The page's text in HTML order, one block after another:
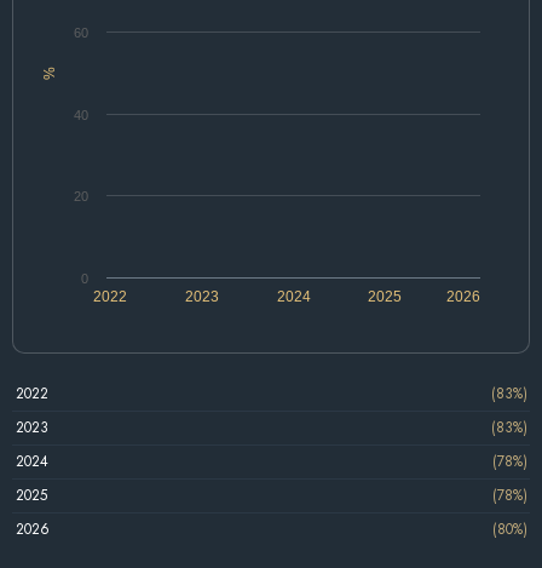
%
2022 2024 2026
2023 2025
0
20
40
60
2022
(83%)
2023
(83%)
2024
(78%)
2025
(78%)
2026
(80%)